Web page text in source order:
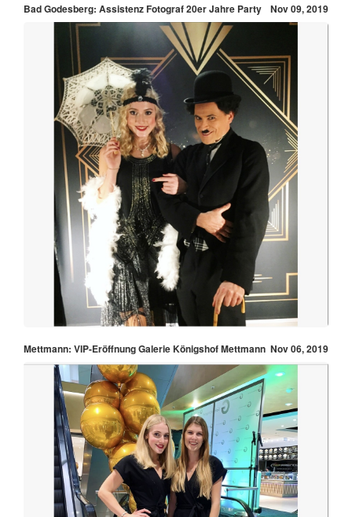
Bad Godesberg: Assistenz Fotograf 20er Jahre Party
Nov 09, 2019
Mettmann: VIP-Eröffnung Galerie Königshof Mettmann Nov 06, 2019